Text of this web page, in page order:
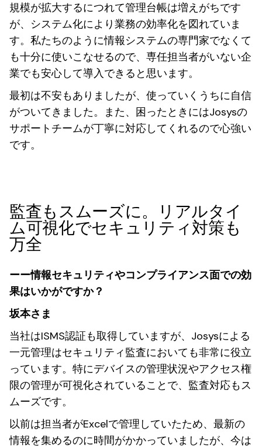
規模が拡大するにつれて管理台帳は増えがちです
が、システム化により業務の効率化を図れていま
す。私たちのように情報システムの専門家でなくて
も十分に使いこなせるので、専任担当者がいない企
業でも安心して導入できると思います。
最初は不安もありましたが、使っていくうちに自信
がついてきました。また、困ったときにはJosysの
サポートチームが丁寧に対応してくれるので心強い
です。
監査もスムーズに。リアルタイ
ム可視化でセキュリティ対策も
万全
ーー情報セキュリティやコンプライアンス面での効
果はいかがですか？
坂本さま
当社はISMS認証も取得していますが、Josysによる
一元管理はセキュリティ監査においても非常に役立
っています。特にデバイスの管理状況やアクセス権
限の管理が可視化されていることで、監査対応もス
ムーズです。
以前は担当者がExcelで管理していたため、最新の
情報を集めるのに時間がかかっていましたが、今は